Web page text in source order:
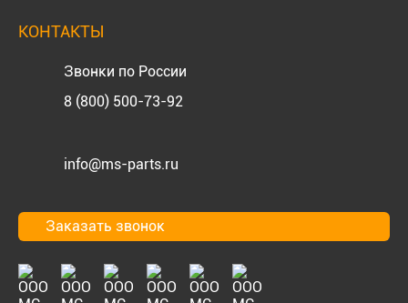
КОНТАКТЫ
Звонки по России
8 (800) 500-73-92
info@ms-parts.ru
Заказать звонок